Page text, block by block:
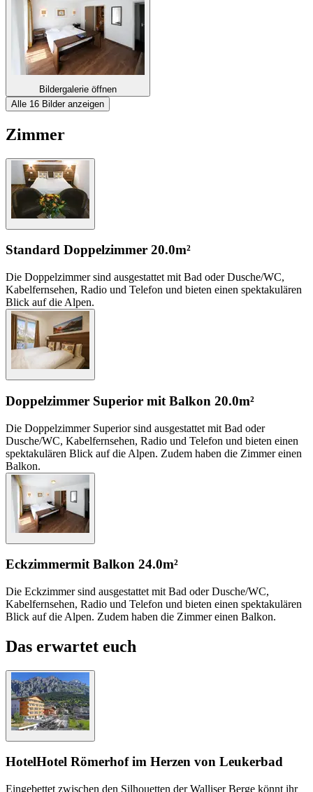
Bildergalerie öffnen
Alle 16 Bilder anzeigen
Zimmer
Standard Doppelzimmer 20.0m²
Die Doppelzimmer sind ausgestattet mit Bad oder Dusche/WC,
Kabelfernsehen, Radio und Telefon und bieten einen spektakulären
Blick auf die Alpen.
Doppelzimmer Superior mit Balkon 20.0m²
Die Doppelzimmer Superior sind ausgestattet mit Bad oder
Dusche/WC, Kabelfernsehen, Radio und Telefon und bieten einen
spektakulären Blick auf die Alpen. Zudem haben die Zimmer einen
Balkon.
Eckzimmermit Balkon 24.0m²
Die Eckzimmer sind ausgestattet mit Bad oder Dusche/WC,
Kabelfernsehen, Radio und Telefon und bieten einen spektakulären
Blick auf die Alpen. Zudem haben die Zimmer einen Balkon.
Das erwartet euch
HotelHotel Römerhof im Herzen von Leukerbad
Eingebettet zwischen den Silhouetten der Walliser Berge könnt ihr